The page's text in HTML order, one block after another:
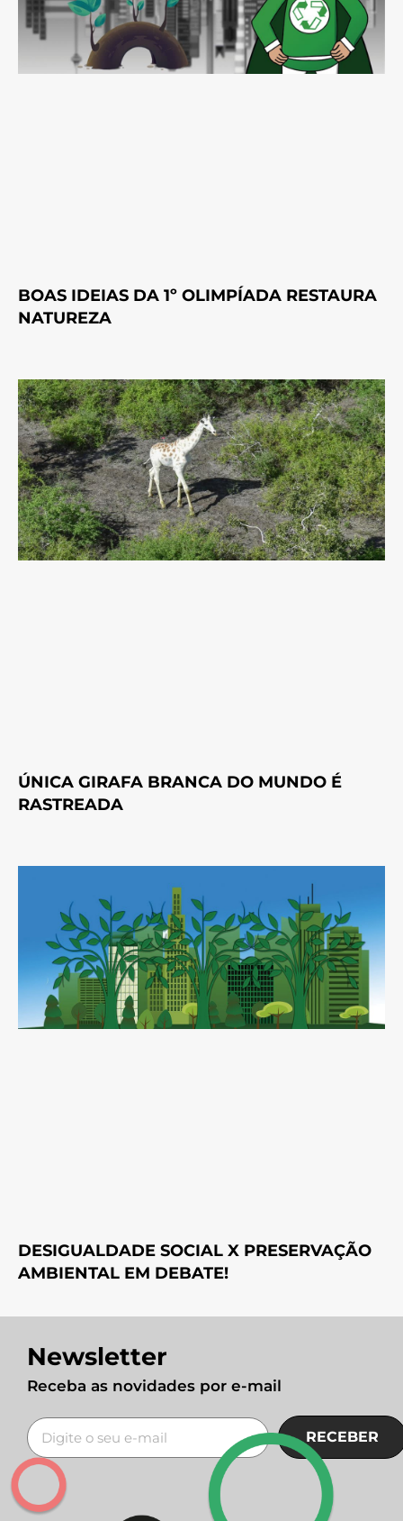
BOAS IDEIAS DA 1º OLIMPÍADA RESTAURA
NATUREZA
ÚNICA GIRAFA BRANCA DO MUNDO É
RASTREADA
DESIGUALDADE SOCIAL X PRESERVAÇÃO
AMBIENTAL EM DEBATE!
Newsletter
Receba as novidades por e-mail
RECEBER